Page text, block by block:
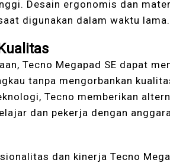
Desain ergonomis dan
digunakan dalam waktu lama.
Tecno Megapad SE dapat
tanpa mengorbankan
Tecno memberikan
dan pekerja dengan
dan kinerja Tecno